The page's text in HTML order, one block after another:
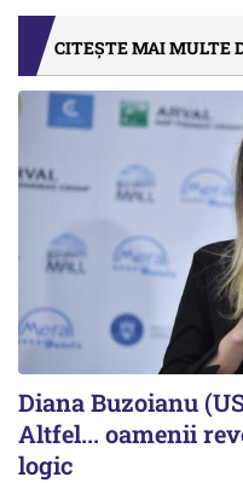
CITEȘTE MAI MULTE
Diana Buzoianu
Altfel... oamenii
logic